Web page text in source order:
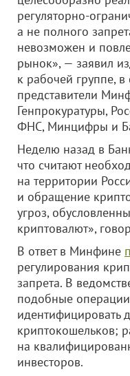
регуляторно-
а не полного
невозможен и
рынок», — заявил
к рабочей группе,
представители
Генпрокуратуры,
ФНС, Минцифры и
Неделю назад в
что считают
на территории
и обращение
угроз,
криптовалют»,
В ответ в Минфине
регулирования
запрета. В
подобные
идентифицировать
криптокошельков;
на
инвесторов.